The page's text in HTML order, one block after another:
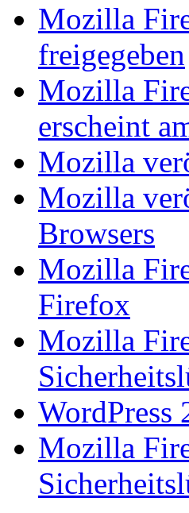
Mozilla
freigegeben
Mozilla
erscheint
Mozilla
Mozilla
Browsers
Mozilla
Firefox
Mozilla
WordPress
Mozilla